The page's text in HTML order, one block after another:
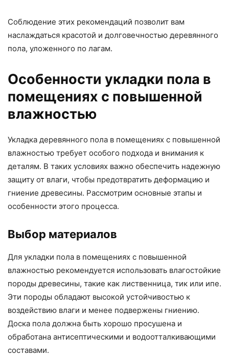
Соблюдение этих рекомендаций позволит вам
наслаждаться красотой и долговечностью деревянного
пола, уложенного по лагам.
Особенности укладки пола в
помещениях с повышенной
влажностью
Укладка деревянного пола в помещениях с повышенной
влажностью требует особого подхода и внимания к
деталям. В таких условиях важно обеспечить надежную
защиту от влаги, чтобы предотвратить деформацию и
гниение древесины. Рассмотрим основные этапы и
особенности этого процесса.
Выбор материалов
Для укладки пола в помещениях с повышенной
влажностью рекомендуется использовать влагостойкие
породы древесины, такие как лиственница, тик или ипе.
Эти породы обладают высокой устойчивостью к
воздействию влаги и менее подвержены гниению.
Доска пола должна быть хорошо просушена и
обработана антисептическими и водоотталкивающими
составами.